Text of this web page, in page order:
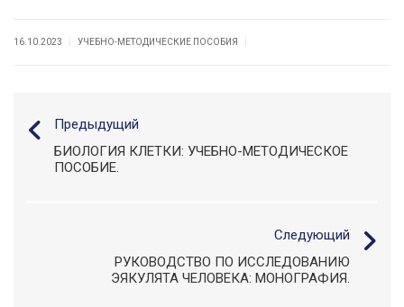
16.10.2023 УЧЕБНО-МЕТОДИЧЕСКИЕ ПОСОБИЯ
Предыдущий
БИОЛОГИЯ КЛЕТКИ: УЧЕБНО-МЕТОДИЧЕСКОЕ
ПОСОБИЕ.
Следующий
РУКОВОДСТВО ПО ИССЛЕДОВАНИЮ
ЭЯКУЛЯТА ЧЕЛОВЕКА: МОНОГРАФИЯ.